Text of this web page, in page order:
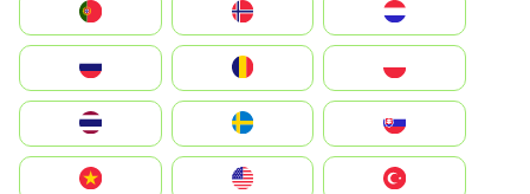
Nederland
Portugal
România
Slovensko
United States
Vietnam